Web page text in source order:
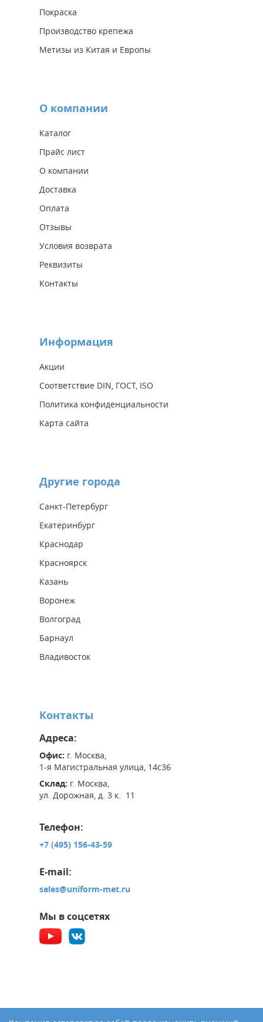
Покраска
Производство крепежа
Метизы из Китая и Европы
О компании
Каталог
Прайс лист
О компании
Доставка
Оплата
Отзывы
Условия возврата
Реквизиты
Контакты
Информация
Акции
Соответствие DIN, ГОСТ, ISO
Политика конфиденциальности
Карта сайта
Другие города
Санкт-Петербург
Екатеринбург
Краснодар
Красноярск
Казань
Воронеж
Волгоград
Барнаул
Владивосток
Контакты
Адреса:
Офис: г. Москва,
1-я Магистральная улица, 14с36
Склад: г. Москва,
ул. Дорожная, д. 3 к. 11
Телефон:
+7 (495) 156-43-59
E-mail:
sales@uniform-met.ru
Мы в соцсетях